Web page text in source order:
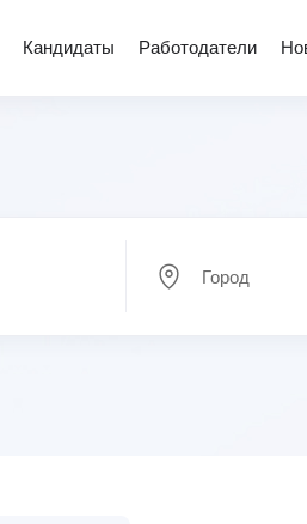
Кандидаты Работодатели
Город